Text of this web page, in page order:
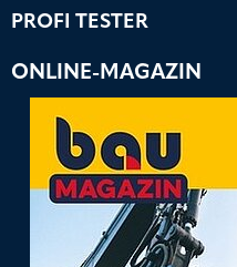
PROFI TESTER
ONLINE-MAGAZIN